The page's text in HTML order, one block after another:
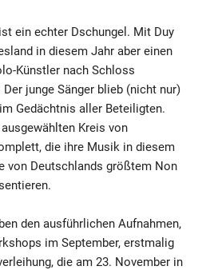
ein echter Dschungel. Mit Duy
in diesem Jahr aber einen
Künstler nach Schloss
junge Sänger blieb (nicht nur)
Gedächtnis aller Beteiligten.
Kreis von
die ihre Musik in diesem
von Deutschlands größtem Non
den ausführlichen Aufnahmen,
im September, erstmalig
die am 23. November in